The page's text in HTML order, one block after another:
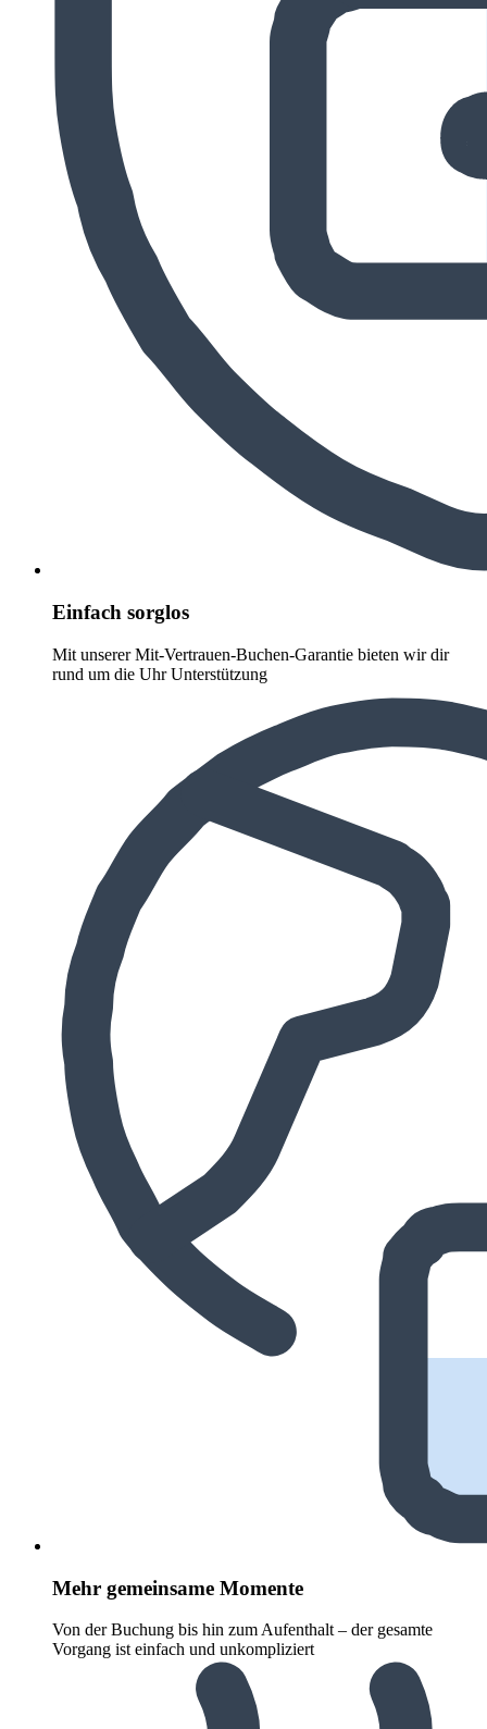
Einfach sorglos
Mit unserer Mit-Vertrauen-Buchen-Garantie bieten wir dir
rund um die Uhr Unterstützung
Mehr gemeinsame Momente
Von der Buchung bis hin zum Aufenthalt – der gesamte
Vorgang ist einfach und unkompliziert